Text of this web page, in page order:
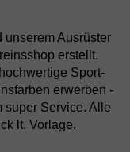
unserem Ausrüster
erstellt.
Sport-
erwerben -
Service. Alle
lt. Vorlage.